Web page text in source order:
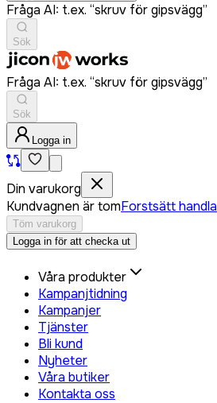
Fråga AI: t.ex. “skruv för gipsvägg”
Sök
Fråga AI: t.ex. “skruv för gipsvägg”
Sök
Logga in
Din varukorg
Kundvagnen är tomForstsätt handla
Töm varukorg
Logga in för att checka ut
Våra produkter
Kampanjtidning
Kampanjer
Tjänster
Bli kund
Nyheter
Våra butiker
Kontakta oss